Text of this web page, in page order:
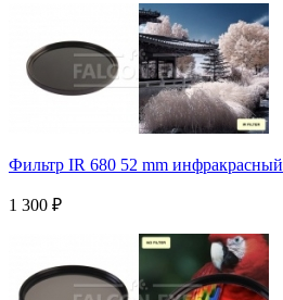
Фильтр IR 680 52 mm инфракрасный
1 300 ₽